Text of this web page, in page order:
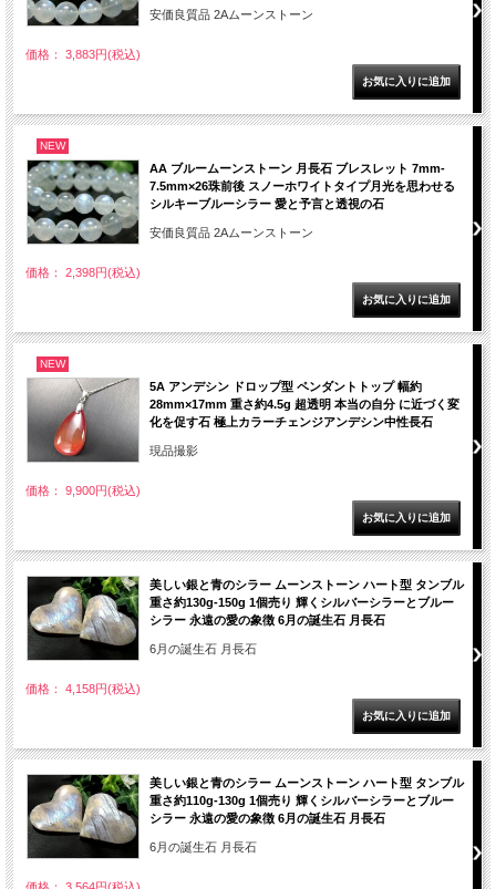
安価良質品 2Aムーンストーン
価格： 3,883円(税込)
NEW
AA ブルームーンストーン 月長石 ブレスレット 7mm-
7.5mm×26珠前後 スノーホワイトタイプ月光を思わせる
シルキーブルーシラー 愛と予言と透視の石
安価良質品 2Aムーンストーン
価格： 2,398円(税込)
NEW
5A アンデシン ドロップ型 ペンダントトップ 幅約
28mm×17mm 重さ約4.5g 超透明 本当の自分 に近づく変
化を促す石 極上カラーチェンジアンデシン中性長石
現品撮影
価格： 9,900円(税込)
美しい銀と青のシラー ムーンストーン ハート型 タンブル
重さ約130g-150g 1個売り 輝くシルバーシラーとブルー
シラー 永遠の愛の象徴 6月の誕生石 月長石
6月の誕生石 月長石
価格： 4,158円(税込)
美しい銀と青のシラー ムーンストーン ハート型 タンブル
重さ約110g-130g 1個売り 輝くシルバーシラーとブルー
シラー 永遠の愛の象徴 6月の誕生石 月長石
6月の誕生石 月長石